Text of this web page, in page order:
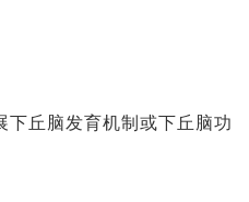
下丘脑发育机制或下丘脑功